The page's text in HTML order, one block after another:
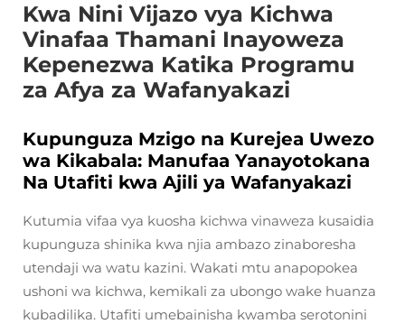
Kwa Nini Vijazo vya Kichwa
Vinafaa Thamani Inayoweza
Kepenezwa Katika Programu
za Afya za Wafanyakazi
Kupunguza Mzigo na Kurejea Uwezo
wa Kikabala: Manufaa Yanayotokana
Na Utafiti kwa Ajili ya Wafanyakazi
Kutumia vifaa vya kuosha kichwa vinaweza kusaidia
kupunguza shinika kwa njia ambazo zinaboresha
utendaji wa watu kazini. Wakati mtu anapopokea
ushoni wa kichwa, kemikali za ubongo wake huanza
kubadilika. Utafiti umebainisha kwamba serotonini